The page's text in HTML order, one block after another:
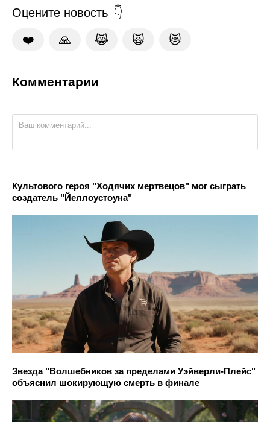
Оцените новость
❤️ 🙏 😹 🙀 😿
Комментарии
Культового героя "Ходячих мертвецов" мог сыграть
создатель "Йеллоустоуна"
Звезда "Волшебников за пределами Уэйверли-Плейс"
объяснил шокирующую смерть в финале